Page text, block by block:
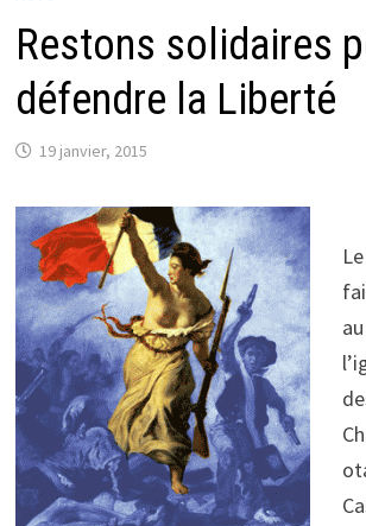
Restons solidaires
défendre la Liberté
19 janvier, 2015